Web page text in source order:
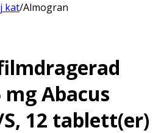
kat/Almogran
Abacus
12 tablett(er)